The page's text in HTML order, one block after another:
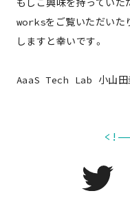
もしご興味を持っていた
worksをご覧いただいた
しますと幸いです。
AaaS Tech Lab 小山田